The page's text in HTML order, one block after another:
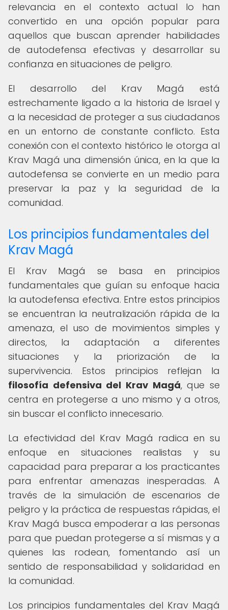
relevancia en el contexto actual lo han
convertido en una opción popular para
aquellos que buscan aprender habilidades
de autodefensa efectivas y desarrollar su
confianza en situaciones de peligro.
El desarrollo del Krav Magá está
estrechamente ligado a la historia de Israel y
a la necesidad de proteger a sus ciudadanos
en un entorno de constante conflicto. Esta
conexión con el contexto histórico le otorga al
Krav Magá una dimensión única, en la que la
autodefensa se convierte en un medio para
preservar la paz y la seguridad de la
comunidad.
Los principios fundamentales del
Krav Magá
El Krav Magá se basa en principios
fundamentales que guían su enfoque hacia
la autodefensa efectiva. Entre estos principios
se encuentran la neutralización rápida de la
amenaza, el uso de movimientos simples y
directos, la adaptación a diferentes
situaciones y la priorización de la
supervivencia. Estos principios reflejan la
filosofía defensiva del Krav Magá, que se
centra en protegerse a uno mismo y a otros,
sin buscar el conflicto innecesario.
La efectividad del Krav Magá radica en su
enfoque en situaciones realistas y su
capacidad para preparar a los practicantes
para enfrentar amenazas inesperadas. A
través de la simulación de escenarios de
peligro y la práctica de respuestas rápidas, el
Krav Magá busca empoderar a las personas
para que puedan protegerse a sí mismas y a
quienes las rodean, fomentando así un
sentido de responsabilidad y solidaridad en
la comunidad.
Los principios fundamentales del Krav Magá